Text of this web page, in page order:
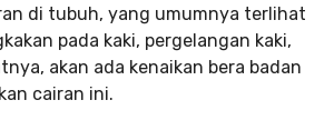
di tubuh, yang umumnya terlihat
pada kaki, pergelangan kaki,
akan ada kenaikan bera badan
cairan ini.